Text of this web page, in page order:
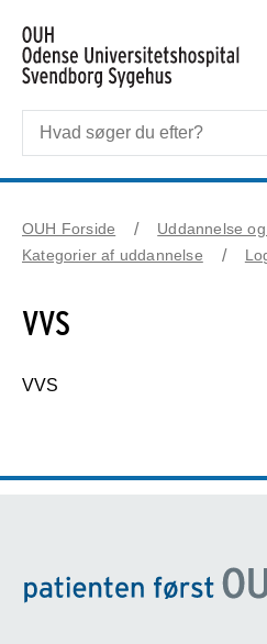
OUH Forside
Uddannelse
Kategorier af uddannelse
VVS
VVS